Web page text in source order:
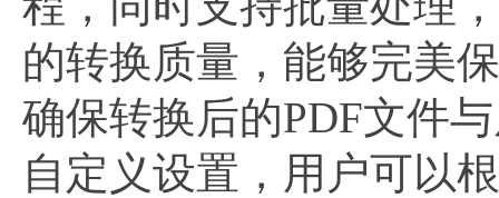
的转换质量，能够完美
确保转换后的PDF文件
自定义设置，用户可以